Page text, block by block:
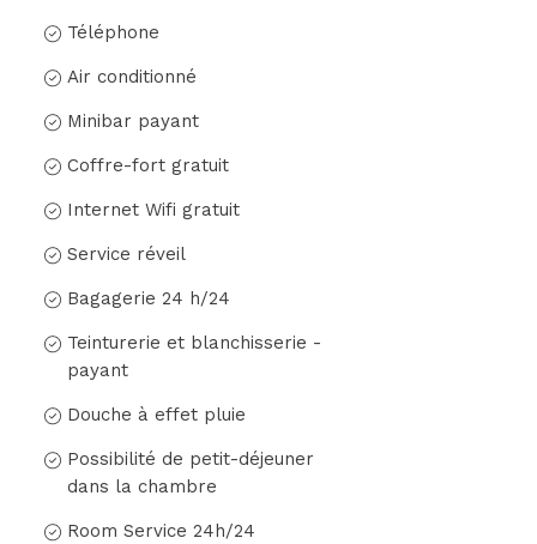
Téléphone
Air conditionné
Minibar payant
Coffre-fort gratuit
Internet Wifi gratuit
Service réveil
Bagagerie 24 h/24
Teinturerie et blanchisserie -
payant
Douche à effet pluie
Possibilité de petit-déjeuner
dans la chambre
Room Service 24h/24